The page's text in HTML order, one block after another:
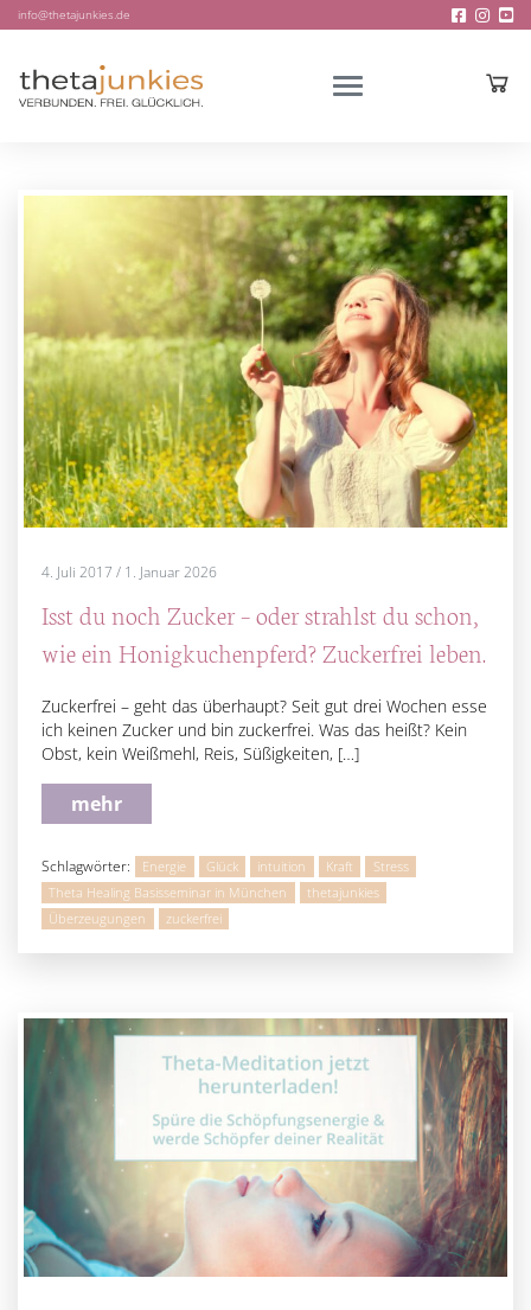
info@thetajunkies.de
4. Juli 2017 / 1. Januar 2026
Isst du noch Zucker – oder strahlst du schon,
wie ein Honigkuchenpferd? Zuckerfrei leben.
Zuckerfrei – geht das überhaupt? Seit gut drei Wochen esse
ich keinen Zucker und bin zuckerfrei. Was das heißt? Kein
Obst, kein Weißmehl, Reis, Süßigkeiten, […]
mehr
Schlagwörter: Energie Glück intuition Kraft
Stress
Theta Healing Basisseminar in München
thetajunkies
Überzeugungen
zuckerfrei